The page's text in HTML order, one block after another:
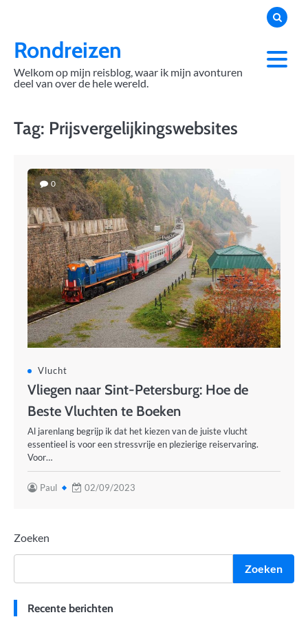
contentRondreizen
Welkom op mijn reisblog, waar ik mijn avonturen
deel van over de hele wereld.
Tag: Prijsvergelijkingswebsites
0
Vlucht
Vliegen naar Sint-Petersburg: Hoe de
Beste Vluchten te Boeken
Al jarenlang begrijp ik dat het kiezen van de juiste vlucht
essentieel is voor een stressvrije en plezierige reiservaring.
Voor…
Paul 02/09/2023
Zoeken
Zoeken
Recente berichten